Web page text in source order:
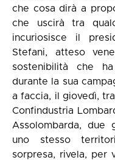
che cosa dirà a
che uscirà tra
incuriosisce il
Stefani, atteso
sostenibilità che
durante la sua
a faccia, il giovedì,
Confindustria
Assolombarda, due
uno stesso
sorpresa, rivela, per